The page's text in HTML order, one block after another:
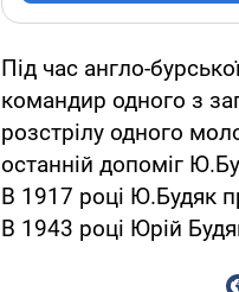
Під час англо-
командир одного з
розстрілу одного
останній допоміг
В 1917 році Ю.Будяк
В 1943 році Юрій